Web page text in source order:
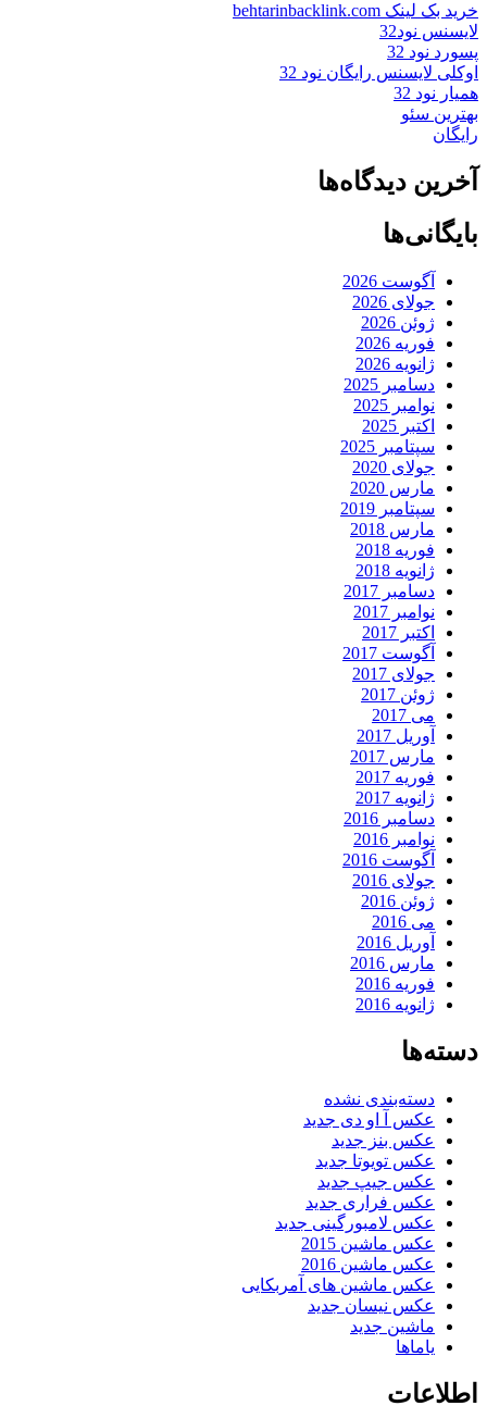
خرید بک لینک behtarinbacklink.com
لایسنس نود32
پسورد نود 32
اوکلی لایسنس رایگان نود 32
همیار نود 32
بهترین سئو
رایگان
آخرین دیدگاه‌ها
بایگانی‌ها
آگوست 2026
جولای 2026
ژوئن 2026
فوریه 2026
ژانویه 2026
دسامبر 2025
نوامبر 2025
اکتبر 2025
سپتامبر 2025
جولای 2020
مارس 2020
سپتامبر 2019
مارس 2018
فوریه 2018
ژانویه 2018
دسامبر 2017
نوامبر 2017
اکتبر 2017
آگوست 2017
جولای 2017
ژوئن 2017
می 2017
آوریل 2017
مارس 2017
فوریه 2017
ژانویه 2017
دسامبر 2016
نوامبر 2016
آگوست 2016
جولای 2016
ژوئن 2016
می 2016
آوریل 2016
مارس 2016
فوریه 2016
ژانویه 2016
دسته‌ها
دسته‌بندی نشده
عکس آ او دی جدید
عکس بنز جدید
عکس تویوتا جدید
عکس جیپ جدید
عکس فراری جدید
عکس لامبورگینی جدید
عکس ماشین 2015
عکس ماشین 2016
عکس ماشین های آمربکایی
عکس نیسان جدید
ماشین جدید
یاماها
اطلاعات